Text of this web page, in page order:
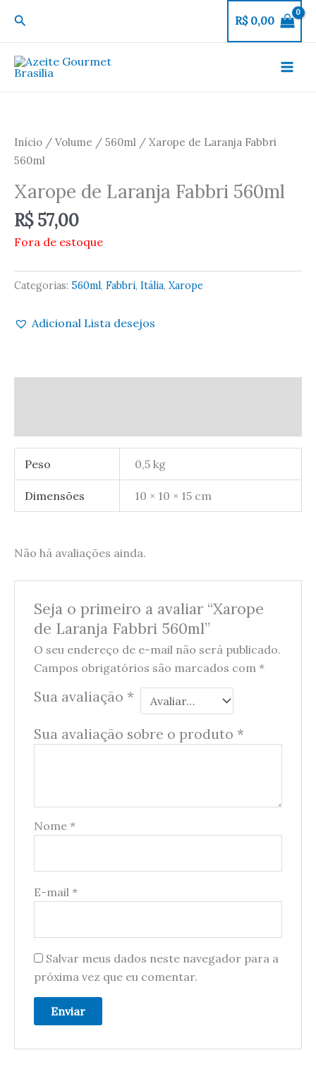
para
o
conteúdo
Pesquisar R$0,00
Início / Volume / 560ml / Xarope de Laranja Fabbri
560ml
Xarope de Laranja Fabbri 560ml
R$57,00
Fora de estoque
Categorias: 560ml, Fabbri, Itália, Xarope
Adicional Lista desejos
Peso 0,5 kg
Dimensões 10 × 10 × 15 cm
Não há avaliações ainda.
Seja o primeiro a avaliar “Xarope
de Laranja Fabbri 560ml”
O seu endereço de e-mail não será publicado.
Campos obrigatórios são marcados com *
Sua avaliação *
Sua avaliação sobre o produto *
Nome *
E-mail *
Salvar meus dados neste navegador para a
próxima vez que eu comentar.